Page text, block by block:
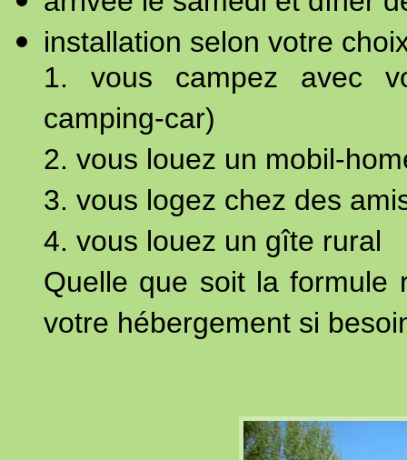
installation selon votre
1. vous campez avec
camping-car)
2. vous louez un mobil-
3. vous logez chez des
4. vous louez un gîte rural
Quelle que soit la formule
votre hébergement si